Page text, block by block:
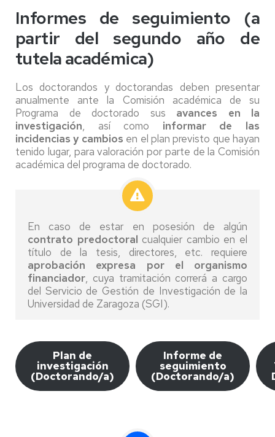
Informes de seguimiento (a
partir del segundo año de
tutela académica)
Los doctorandos y doctorandas deben presentar
anualmente ante la Comisión académica de su
Programa de doctorado sus avances en la
investigación, así como informar de las
incidencias y cambios en el plan previsto que hayan
tenido lugar, para valoración por parte de la Comisión
académica del programa de doctorado.
En caso de estar en posesión de algún
contrato predoctoral cualquier cambio en el
título de la tesis, directores, etc. requiere
aprobación expresa por el organismo
financiador, cuya tramitación correrá a cargo
del Servicio de Gestión de Investigación de la
Universidad de Zaragoza (SGI).
Plan de
investigación
(Doctorando/a)
Informe de
seguimiento
(Doctorando/a)